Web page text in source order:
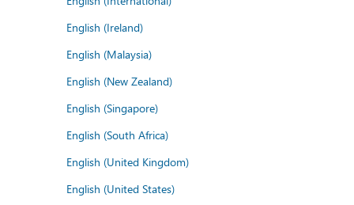
English (Ireland)
English (Malaysia)
English (New Zealand)
English (Singapore)
English (South Africa)
English (United Kingdom)
English (United States)